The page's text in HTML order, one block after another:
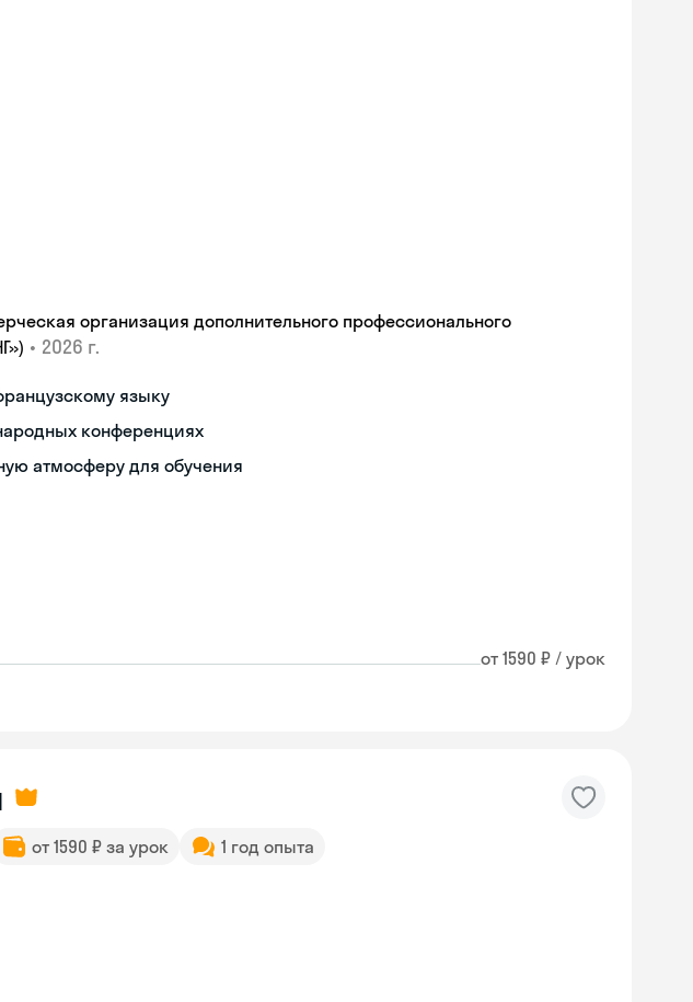
организация дополнительного профессионального
• 2026 г.
языку
конференциях
атмосферу для обучения
от 1590 ₽ / урок
от 1590 ₽ за урок 1 год опыта